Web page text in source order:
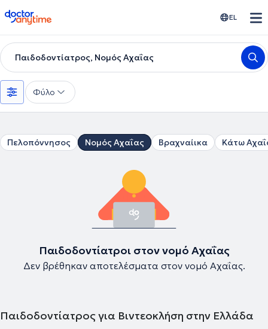
doctoranytime EL
Παιδοδοντίατρος, Νομός Αχαΐας
Φύλο
Πελοπόννησος Νομός Αχαΐας Βραχναίικα Κάτω
Παιδοδοντίατροι στον νομό Αχαΐας
Δεν βρέθηκαν αποτελέσματα στον νομό Αχαΐας.
Παιδοδοντίατρος για Βιντεοκλήση στην Ελλάδα